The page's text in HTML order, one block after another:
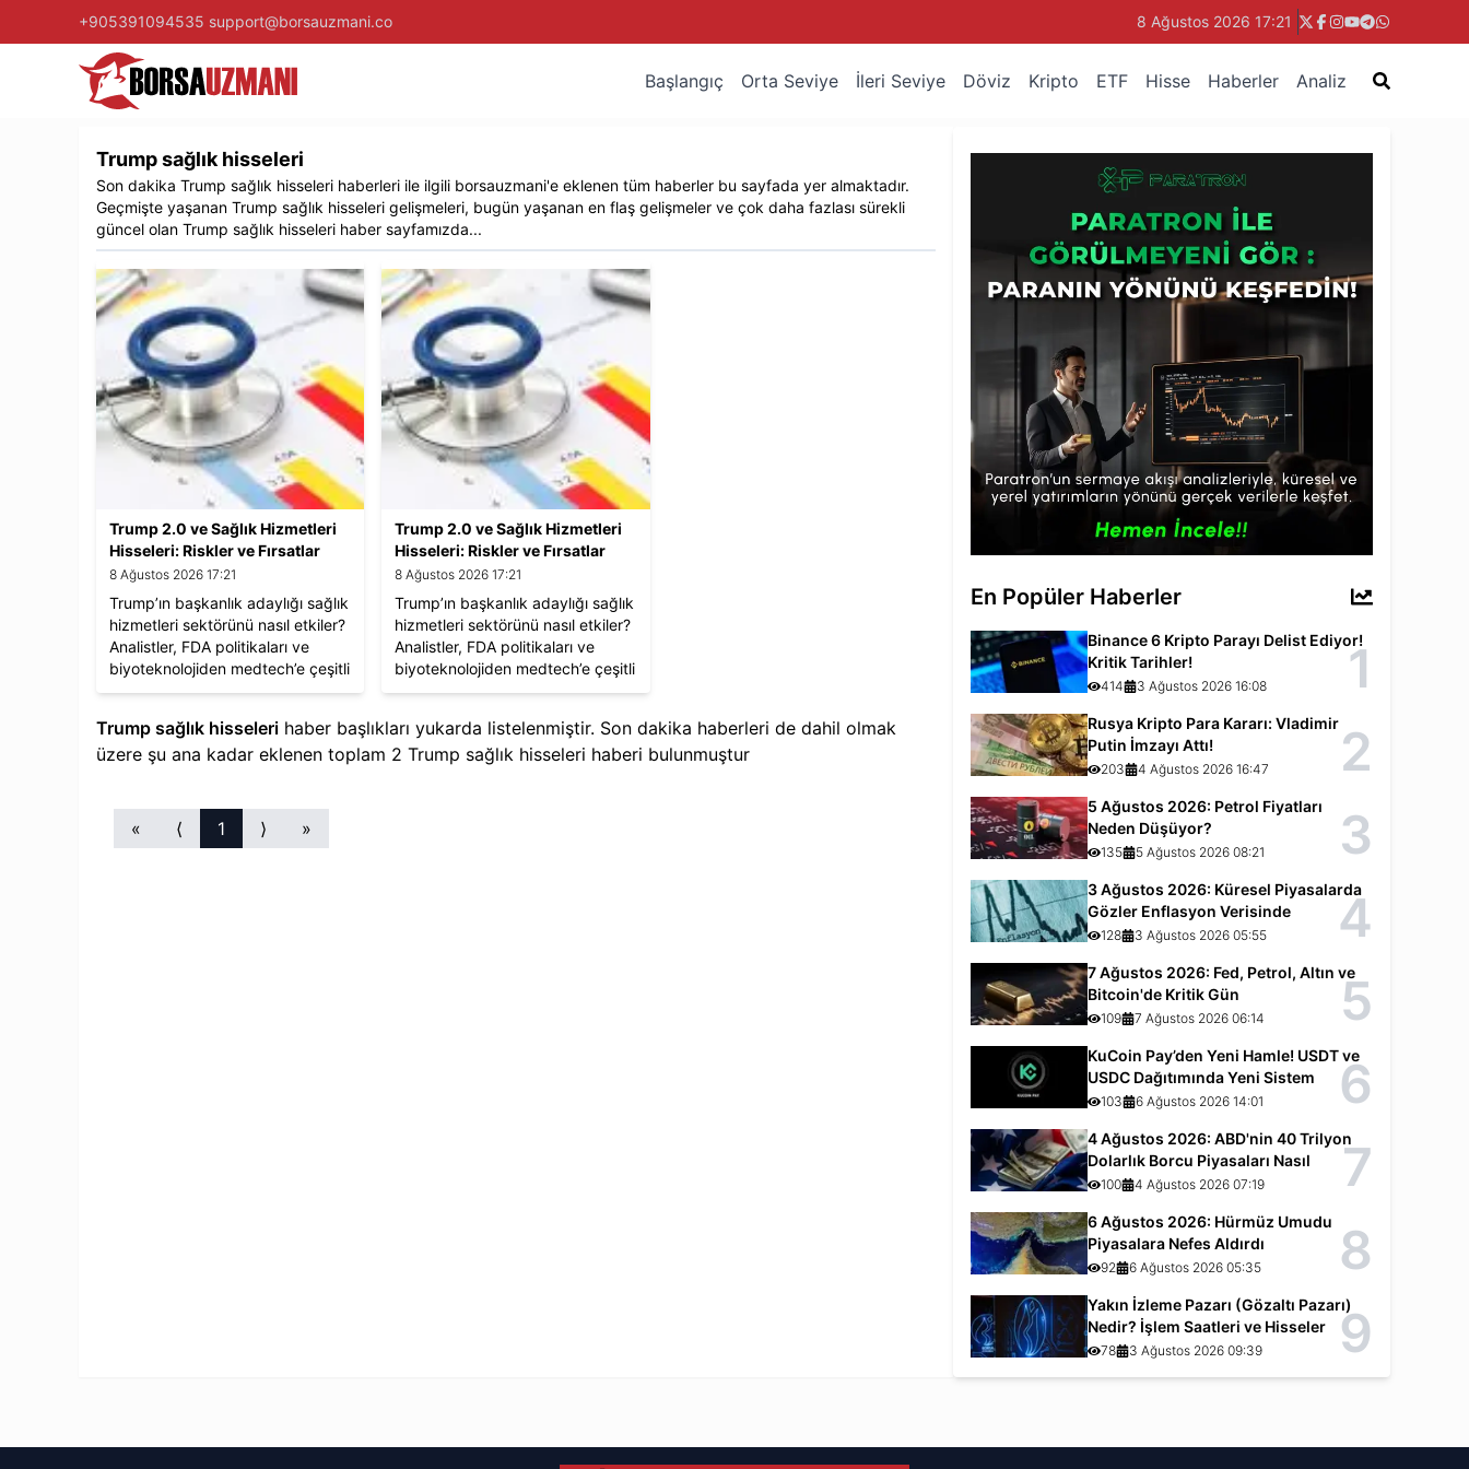
+905391094535 support@borsauzmani.co 8 Ağustos 2026 17:21
Başlangıç Orta Seviye İleri Seviye Döviz Kripto ETF Hisse Haberler Analiz
Trump sağlık hisseleri
Son dakika Trump sağlık hisseleri haberleri ile ilgili borsauzmani'e eklenen tüm haberler bu sayfada yer almaktadır.
Geçmişte yaşanan Trump sağlık hisseleri gelişmeleri, bugün yaşanan en flaş gelişmeler ve çok daha fazlası sürekli
güncel olan Trump sağlık hisseleri haber sayfamızda...
Trump 2.0 ve Sağlık Hizmetleri
Hisseleri: Riskler ve Fırsatlar
8 Ağustos 2026 17:21
Trump’ın başkanlık adaylığı sağlık
hizmetleri sektörünü nasıl etkiler?
Analistler, FDA politikaları ve
biyoteknolojiden medtech’e çeşitli
alanlardaki olası sonuçları
Trump 2.0 ve Sağlık Hizmetleri
Hisseleri: Riskler ve Fırsatlar
8 Ağustos 2026 17:21
Trump’ın başkanlık adaylığı sağlık
hizmetleri sektörünü nasıl etkiler?
Analistler, FDA politikaları ve
biyoteknolojiden medtech’e çeşitli
alanlardaki olası sonuçları
Trump sağlık hisseleri haber başlıkları yukarda listelenmiştir. Son dakika haberleri de dahil olmak
üzere şu ana kadar eklenen toplam 2 Trump sağlık hisseleri haberi bulunmuştur
« ⟨ 1 ⟩ »
En Popüler Haberler
Binance 6 Kripto Parayı Delist Ediyor!
Kritik Tarihler!
414 3 Ağustos 2026 16:08 1
Rusya Kripto Para Kararı: Vladimir
Putin İmzayı Attı!
203 4 Ağustos 2026 16:47 2
5 Ağustos 2026: Petrol Fiyatları
Neden Düşüyor?
135 5 Ağustos 2026 08:21 3
3 Ağustos 2026: Küresel Piyasalarda
Gözler Enflasyon Verisinde
128 3 Ağustos 2026 05:55 4
7 Ağustos 2026: Fed, Petrol, Altın ve
Bitcoin'de Kritik Gün
109 7 Ağustos 2026 06:14 5
KuCoin Pay’den Yeni Hamle! USDT ve
USDC Dağıtımında Yeni Sistem
103 6 Ağustos 2026 14:01 6
4 Ağustos 2026: ABD'nin 40 Trilyon
Dolarlık Borcu Piyasaları Nasıl
Etkiliyor?
100 4 Ağustos 2026 07:19 7
6 Ağustos 2026: Hürmüz Umudu
Piyasalara Nefes Aldırdı
92 6 Ağustos 2026 05:35 8
Yakın İzleme Pazarı (Gözaltı Pazarı)
Nedir? İşlem Saatleri ve Hisseler
78 3 Ağustos 2026 09:39 9